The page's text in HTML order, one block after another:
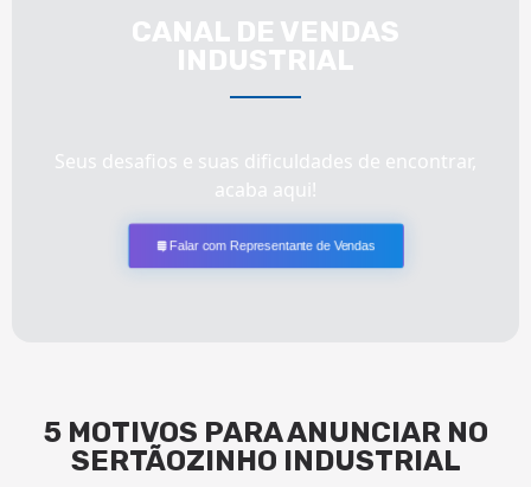
CANAL DE VENDAS
INDUSTRIAL
Seus desafios e suas dificuldades de encontrar,
acaba aqui!
Falar com Representante de Vendas
5 MOTIVOS PARA ANUNCIAR NO
SERTÃOZINHO INDUSTRIAL